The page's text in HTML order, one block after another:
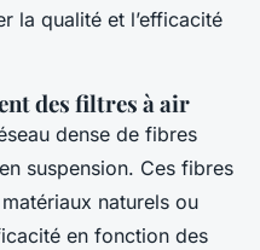
la qualité et l’efficacité
des filtres à air
dense de fibres
suspension. Ces fibres
naturels ou
en fonction des